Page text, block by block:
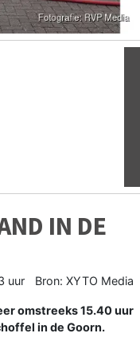
IN DE
uur Bron: XYTO Media
omstreeks 15.40 uur
in de Goorn.